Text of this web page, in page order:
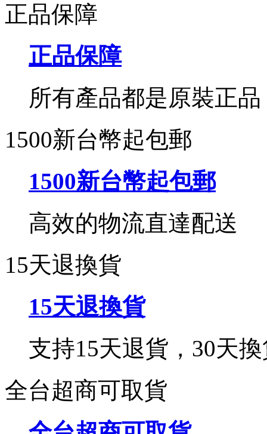
正品保障
正品保障
所有產品都是原裝正品
1500新台幣起包郵
1500新台幣起包郵
高效的物流直達配送
15天退換貨
15天退換貨
支持15天退貨，30天
全台超商可取貨